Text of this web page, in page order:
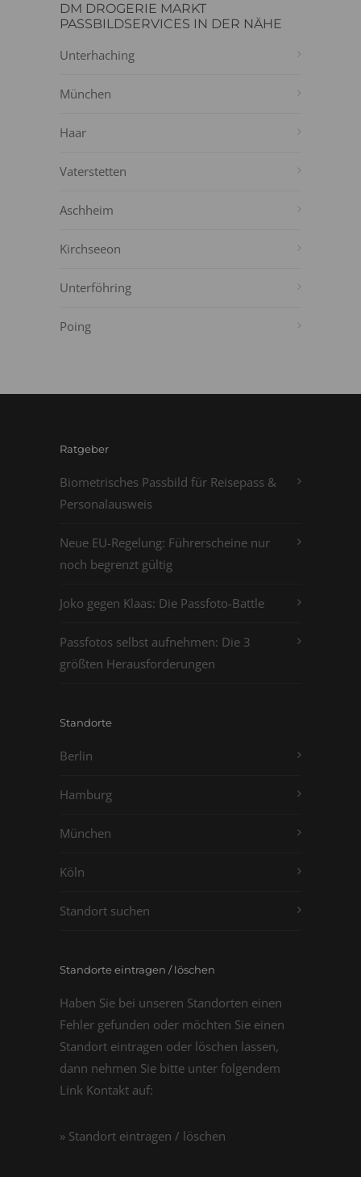
DM DROGERIE MARKT
PASSBILDSERVICES IN DER NÄHE
Unterhaching
München
Haar
Vaterstetten
Aschheim
Kirchseeon
Unterföhring
Poing
Ratgeber
Biometrisches Passbild für Reisepass &
Personalausweis
Neue EU-Regelung: Führerscheine nur
noch begrenzt gültig
Joko gegen Klaas: Die Passfoto-Battle
Passfotos selbst aufnehmen: Die 3
größten Herausforderungen
Standorte
Berlin
Hamburg
München
Köln
Standort suchen
Standorte eintragen / löschen
Haben Sie bei unseren Standorten einen
Fehler gefunden oder möchten Sie einen
Standort eintragen oder löschen lassen,
dann nehmen Sie bitte unter folgendem
Link Kontakt auf:
» Standort eintragen / löschen